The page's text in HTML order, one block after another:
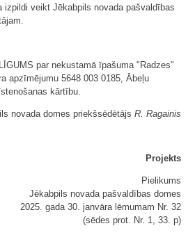
izpildi veikt Jēkabpils novada pašvaldības
par nekustamā īpašuma "Radzes"
apzīmējumu 5648 003 0185, Ābeļu
kārtību.
novada domes priekšsēdētājs R. Ragainis
Projekts
Pielikums
Jēkabpils novada pašvaldības domes
2025. gada 30. janvāra lēmumam Nr. 32
(sēdes prot. Nr. 1, 33. p)